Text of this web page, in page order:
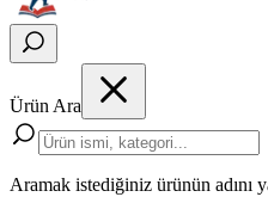
Ürün Ara
Aramak istediğiniz ürünün adını